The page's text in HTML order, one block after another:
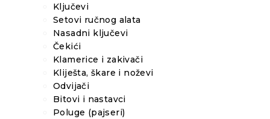
Ključevi
Setovi ručnog alata
Nasadni ključevi
Čekići
Klamerice i zakivači
Kliješta, škare i noževi
Odvijači
Bitovi i nastavci
Poluge (pajseri)